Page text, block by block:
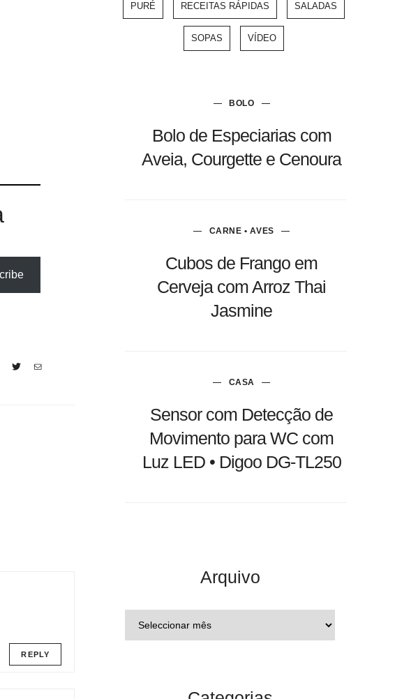
REPLY
PURÉ RECEITAS RÁPIDAS SALADAS
SOPAS VÍDEO
BOLO
Bolo de Especiarias com
Aveia, Courgette e Cenoura
CARNE • AVES
Cubos de Frango em
Cerveja com Arroz Thai
Jasmine
CASA
Sensor com Detecção de
Movimento para WC com
Luz LED • Digoo DG-TL250
Arquivo